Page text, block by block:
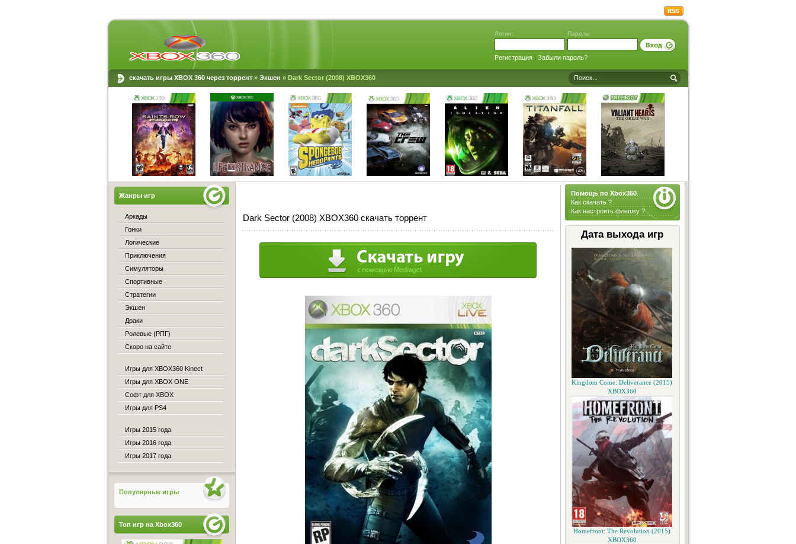
Логин: Пароль:
Регистрация| Забыли пароль?
скачать игры XBOX 360 через торрент» Экшен » Dark Sector (2008) XBOX360
Помощь по Xbox360.
Как скачать ?
Как настроить флешку ?
Дата выхода игр
Kingdom Come: Deliverance (2015)
XBOX360
Homefront: The Revolution (2015)
XBOX360
Dark Sector (2008) XBOX360 скачать торрент
Жанры игр
Аркады
Гонки
Логические
Приключения
Симуляторы
Спортивные
Стратегии
Экшен
Драки
Ролевые (РПГ)
Скоро на сайте
Игры для XBOX360 Kinect
Игры для XBOX ONE
Софт для XBOX
Игры для PS4
Игры 2015 года
Игры 2016 года
Игры 2017 года
Популярные игры
Топ игр на Xbox360